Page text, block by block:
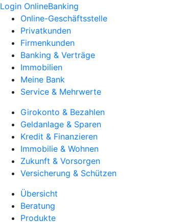
Login OnlineBanking
Online-Geschäftsstelle
Privatkunden
Firmenkunden
Banking & Verträge
Immobilien
Meine Bank
Service & Mehrwerte
Girokonto & Bezahlen
Geldanlage & Sparen
Kredit & Finanzieren
Immobilie & Wohnen
Zukunft & Vorsorgen
Versicherung & Schützen
Übersicht
Beratung
Produkte